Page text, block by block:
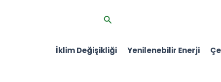
Arama
İklim Değişikliği Yenilenebilir Enerji